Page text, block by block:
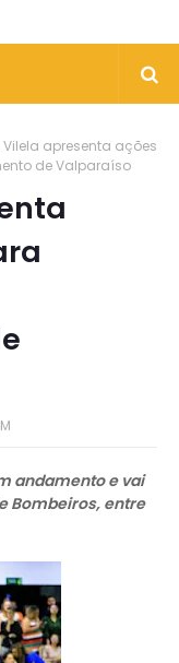
Vilela apresenta ações
de Valparaíso
andamento e vai
Bombeiros, entre